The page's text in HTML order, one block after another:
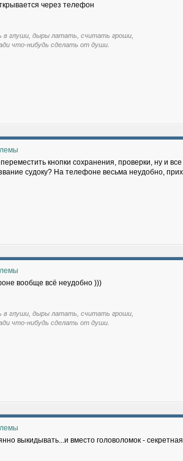
через телефон
в глуши, дыры латать, считать гроши,
что-нибудь сделать от души.
кнопки сохранения, проверки, ну и
судоку? На телефоне весьма неудобно,
вообще всё неудобно )))
в глуши, дыры латать, считать гроши,
что-нибудь сделать от души.
выкидывать...и вместо головоломок -